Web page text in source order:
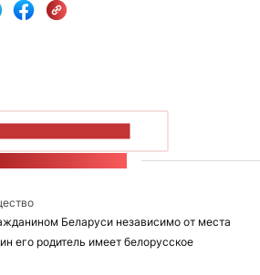
Беларуси независимо от места
его родитель имеет белорусское